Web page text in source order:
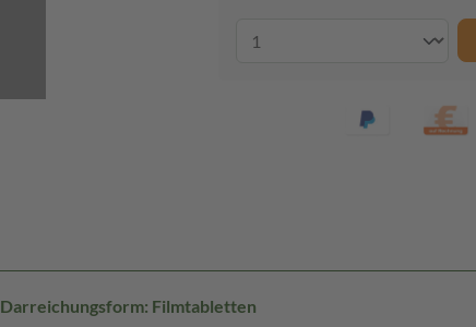
Darreichungsform: Filmtabletten